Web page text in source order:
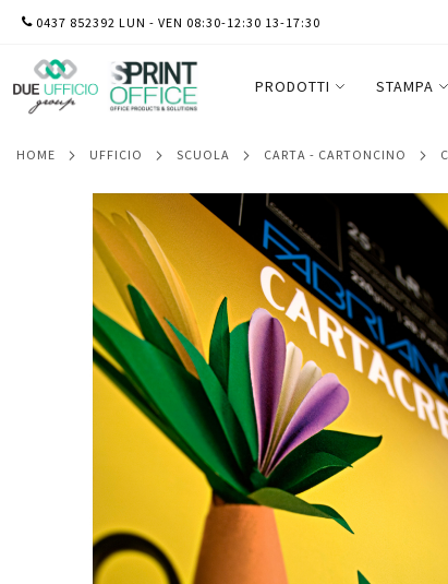
SALTA
CONTENUTO
0437 852392 LUN - VEN 08:30-12:30 13-17:30
PRODOTTI STAMPA
HOME UFFICIO SCUOLA CARTA - CARTONCINO